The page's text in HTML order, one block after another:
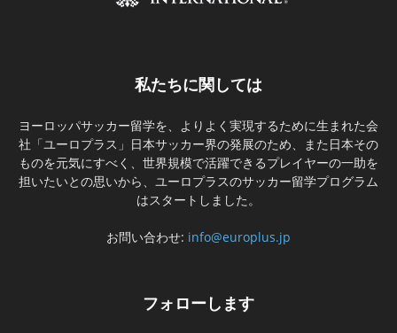
私たちに関しては
ヨーロッパサッカー留学を、よりよく実現するために生まれた会
社「ユーロプラス」日本サッカー界の発展のため、また日本その
ものを元気にすべく、世界規模で活躍できるプレイヤーの一助を
担いたいとの思いから、ユーロプラスのサッカー留学プログラム
はスタートしました。
お問い合わせ: info@europlus.jp
フォローします